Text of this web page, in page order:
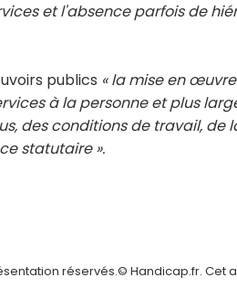
et l'absence parfois de
publics « la mise en
à la personne et plus
des conditions de travail,
statutaire ».
réservés.© Handicap.fr. Cet